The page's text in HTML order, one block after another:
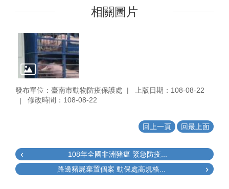
相關圖片
發布單位：臺南市動物防疫保護處
上版日期：108-08-22
修改時間：108-08-22
回上一頁 回最上面
108年全國非洲豬瘟 緊急防疫...
路邊豬屍棄置個案 動保處高規格...